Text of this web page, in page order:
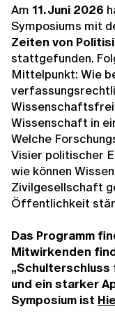
Am 11. Juni 2026
Symposiums mit
Zeiten von
stattgefunden.
Mittelpunkt: Wie
Wissenschaft in
Welche
Visier politischer
wie können
Zivilgesellschaft
Öffentlichkeit
Das Programm
Mitwirkenden
und ein starker
Symposium ist